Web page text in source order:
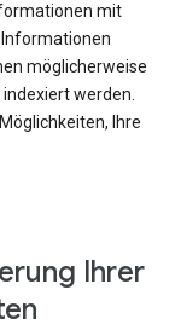
mit
Informationen
möglicherweise
werden.
Ihre
Ihrer